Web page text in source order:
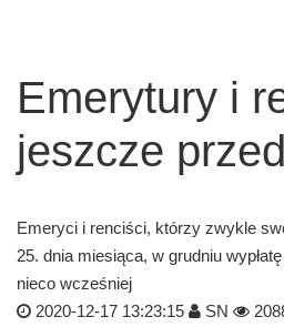
Emerytury i
jeszcze
Emeryci i renciści, którzy zwykle
25. dnia miesiąca, w grudniu
nieco wcześniej
2020-12-17 13:23:15
SN